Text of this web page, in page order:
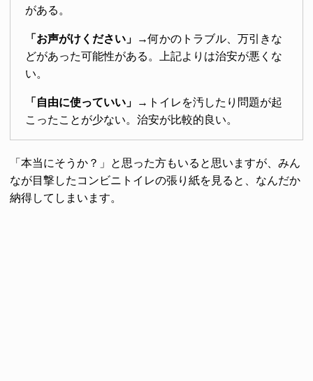
がある。
「お声がけください」
→何かのトラブル、万引きな
どがあった可能性がある。上記よりは治安が悪くな
い。
「自由に使っていい」
→トイレを汚したり問題が起
こったことが少ない。治安が比較的良い。
「本当にそうか？」と思った方もいると思いますが、みん
なが目撃したコンビニトイレの張り紙を見ると、なんだか
納得してしまいます。